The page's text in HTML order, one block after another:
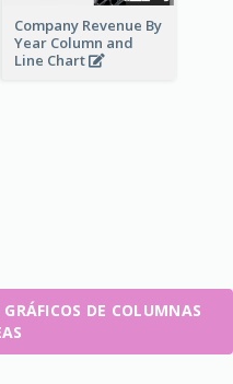
Company Revenue By
Year Column and
Line Chart
DE COLUMNAS